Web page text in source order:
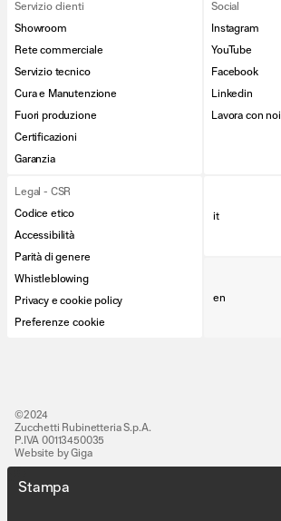
Stampa
Servizio clienti
Showroom
Rete commerciale
Servizio tecnico
Cura e Manutenzione
Fuori produzione
Certificazioni
Garanzia
Social
Instagram
YouTube
Facebook
Linkedin
Lavora con noi
Legal - CSR
Codice etico
Accessibilità
Parità di genere
Whistleblowing
Privacy e cookie policy
Preferenze cookie
it
en
©2024
Zucchetti Rubinetteria S.p.A.
P.IVA 00113450035
Website by Giga